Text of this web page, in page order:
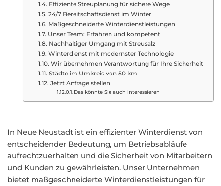
Effiziente Streuplanung für sichere Wege
24/7 Bereitschaftsdienst im Winter
Maßgeschneiderte Winterdienstleistungen
Unser Team: Erfahren und kompetent
Nachhaltiger Umgang mit Streusalz
Winterdienst mit modernster Technologie
Wir übernehmen Verantwortung für Ihre Sicherheit
Städte im Umkreis von 50 km
Jetzt Anfrage stellen
Das könnte Sie auch interessieren
In Neue Neustadt ist ein effizienter Winterdienst von
entscheidender Bedeutung, um Betriebsabläufe
aufrechtzuerhalten und die Sicherheit von Mitarbeitern
und Kunden zu gewährleisten. Unser Unternehmen
bietet maßgeschneiderte Winterdienstleistungen für